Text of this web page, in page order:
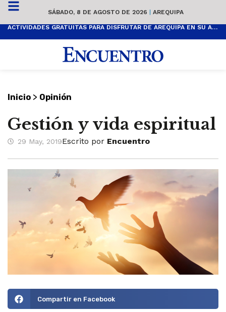
SÁBADO, 8 DE AGOSTO DE 2026 | AREQUIPA
ACTIVIDADES GRATUITAS PARA DISFRUTAR DE AREQUIPA EN SU ANIVERSARIO
Inicio > Opinión
Gestión y vida espiritual
29 May, 2019Escrito por Encuentro
Compartir en Facebook